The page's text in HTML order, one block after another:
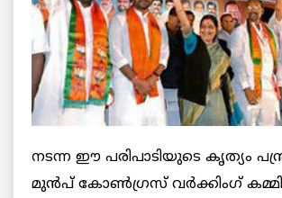
നടന്ന ഈ പരിപാടിയുടെ കൃത്യം
മുന്‍പ് കോണ്‍ഗ്രസ് വര്‍ക്കിംഗ്